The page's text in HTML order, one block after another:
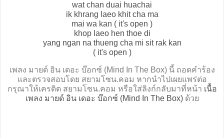
wat chan duai huachai
ik khrang laeo khit cha ma
mai wa kan ( it's open )
khop laeo hen thoe di
yang ngan na thueng cha mi sit rak kan
( it's open )
เพลง มายด์ อิน เดอะ บ๊อกซ์ (Mind In The Box) นี้ ถอดคำร้อง
และตรวจสอบโดย สยามโซน.คอม หากนำไปเผยแพร่ต่อ
กรุณาให้เครดิต สยามโซน.คอม หรือใส่ลิงก์กลับมาที่หน้า เนื้อ
เพลง มายด์ อิน เดอะ บ๊อกซ์ (Mind In The Box)ด้วย